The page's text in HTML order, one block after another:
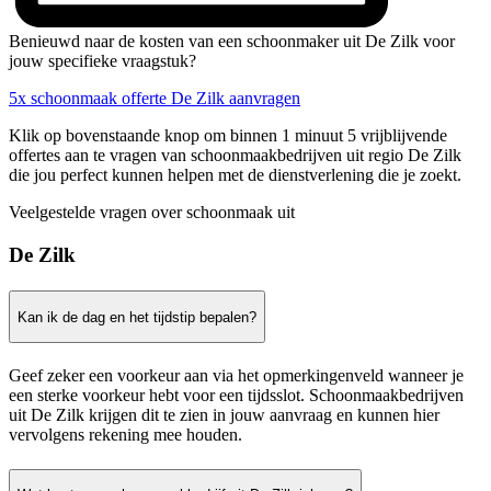
Benieuwd naar de kosten van een schoonmaker uit De Zilk voor
jouw specifieke vraagstuk?
5x schoonmaak offerte De Zilk aanvragen
Klik op bovenstaande knop om binnen 1 minuut 5 vrijblijvende
offertes aan te vragen van schoonmaakbedrijven uit regio De Zilk
die jou perfect kunnen helpen met de dienstverlening die je zoekt.
Veelgestelde vragen over schoonmaak uit
De Zilk
Kan ik de dag en het tijdstip bepalen?
Geef zeker een voorkeur aan via het opmerkingenveld wanneer je
een sterke voorkeur hebt voor een tijdsslot. Schoonmaakbedrijven
uit De Zilk krijgen dit te zien in jouw aanvraag en kunnen hier
vervolgens rekening mee houden.